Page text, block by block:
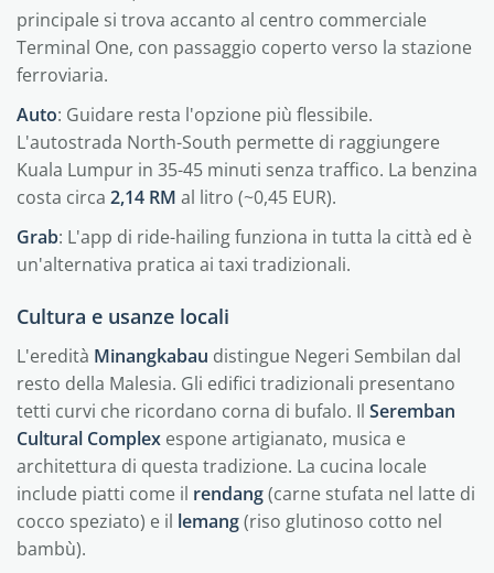
principale si trova accanto al centro commerciale
Terminal One, con passaggio coperto verso la stazione
ferroviaria.
Auto: Guidare resta l'opzione più flessibile.
L'autostrada North-South permette di raggiungere
Kuala Lumpur in 35-45 minuti senza traffico. La benzina
costa circa 2,14 RM al litro (~0,45 EUR).
Grab: L'app di ride-hailing funziona in tutta la città ed è
un'alternativa pratica ai taxi tradizionali.
Cultura e usanze locali
L'eredità Minangkabau distingue Negeri Sembilan dal
resto della Malesia. Gli edifici tradizionali presentano
tetti curvi che ricordano corna di bufalo. Il Seremban
Cultural Complex espone artigianato, musica e
architettura di questa tradizione. La cucina locale
include piatti come il rendang(carne stufata nel latte di
cocco speziato) e il lemang(riso glutinoso cotto nel
bambù).